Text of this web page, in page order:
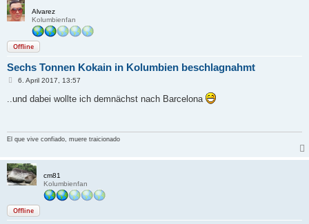
Alvarez
Kolumbienfan
Offline
Sechs Tonnen Kokain in Kolumbien beschlagnahmt
B
i
t
6. April 2017, 13:57
..und dabei wollte ich demnächst nach Barcelona
El que vive confiado, muere traicionado
cm81
Kolumbienfan
Offline